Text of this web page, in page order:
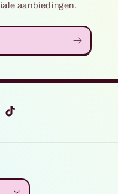
aanbiedingen.
TikTok